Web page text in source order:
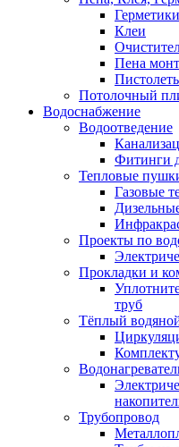
Герметики
Клеи
Пена
Потолочный
Водоснабжение
Водоотведение
Фитинги
Тепловые
Газовые
Проекты по
Прокладки и
труб
Тёплый
Трубопровод